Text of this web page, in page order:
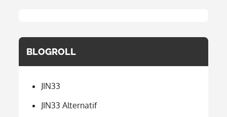
BLOGROLL
JIN33
JIN33 Alternatif